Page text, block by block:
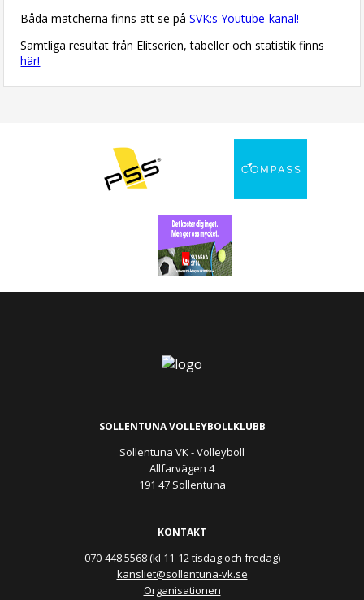
Båda matcherna finns att se påSVK:s Youtube-kanal!
Samtliga resultat från Elitserien, tabeller och statistik finns
här!
SOLLENTUNA VOLLEYBOLLKLUBB
Sollentuna VK - Volleyboll
Allfarvägen 4
191 47 Sollentuna
KONTAKT
070-448 5568 (kl 11-12 tisdag och fredag)
kansliet@sollentuna-vk.se
Organisationen